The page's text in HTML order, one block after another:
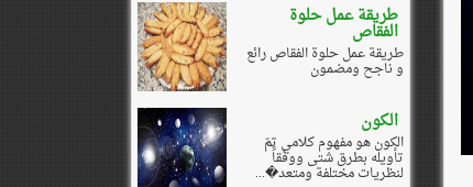
طريقة عمل حلوة
الفقاص
طريقة عمل حلوة الفقاص رائع
و ناجح ومضمون
الكون
الكون هو مفهوم كلامي تمّ
تأويله بطرق شتى ووفقاً
لنظريات مختلفة ومتعد�...